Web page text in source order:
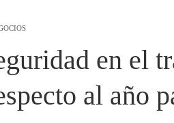
en el
al año